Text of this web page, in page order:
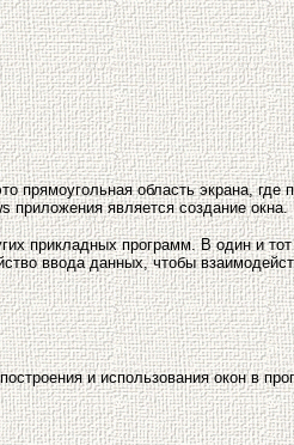
прямоугольная область экрана,
приложения является создание окна.
прикладных программ. В один и
ввода данных, чтобы
и использования окон в